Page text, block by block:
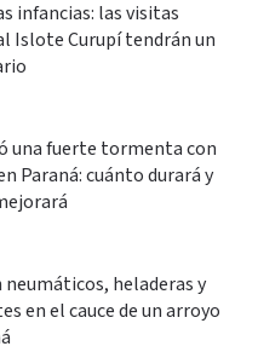
infancias: las visitas
Islote Curupí tendrán un
una fuerte tormenta con
Paraná: cuánto durará y
heladeras y
en el cauce de un arroyo